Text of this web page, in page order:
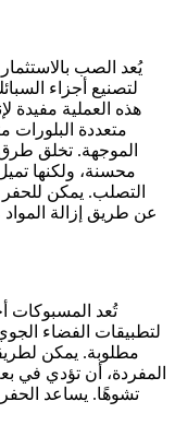
يُعد الصب
لتصنيع أجزاء
هذه العملية مفيدة
متعددة البلورات
الموجهة. تخلق
محسنة، ولكنها
التصلب. يمكن
عن طريق إزالة
تُعد المسبوكات
لتطبيقات الفضاء
مطلوبة. يمكن
المفردة، أن تؤدي في
تشوهًا. يساعد